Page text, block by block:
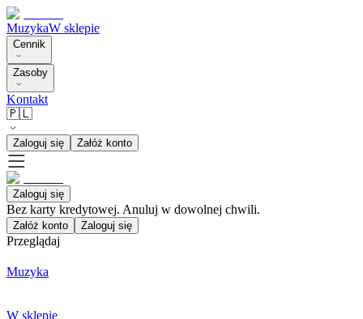
MuzykaW sklepie
Cennik
Zasoby
Kontakt
🇵🇱
Zaloguj się Załóż konto
Zaloguj się
Bez karty kredytowej. Anuluj w dowolnej chwili.
Załóż konto Zaloguj się
Przeglądaj
Muzyka
W sklepie